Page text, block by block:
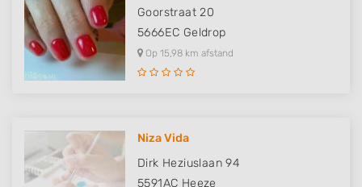
Goorstraat 20
5666EC Geldrop
Op 15,98 km afstand
Niza Vida
Dirk Heziuslaan 94
5591AC Heeze
Necessary
Performance
Functional